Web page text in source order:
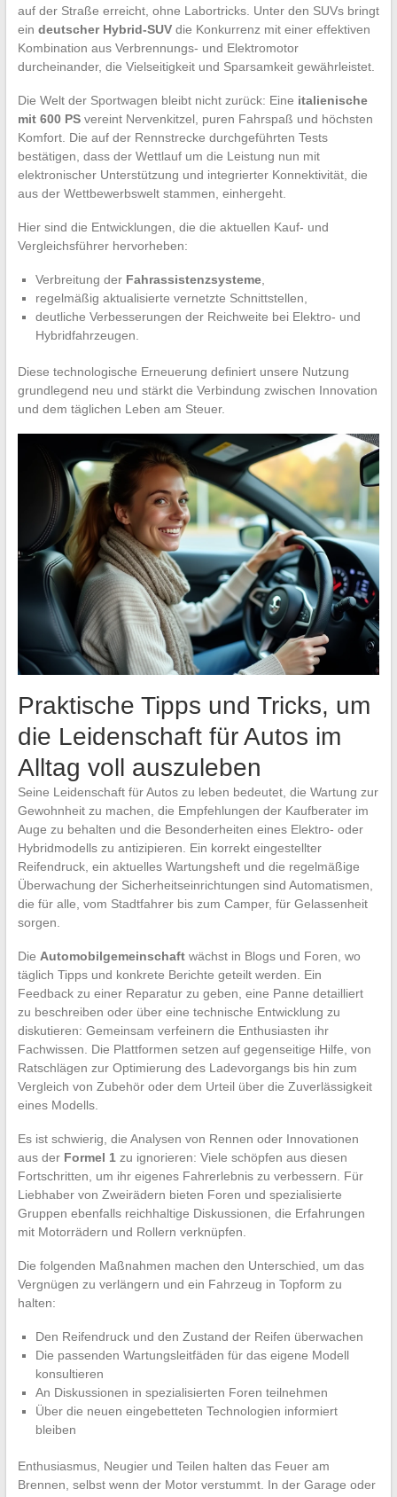
auf der Straße erreicht, ohne Labortricks. Unter den SUVs bringt
ein deutscher Hybrid-SUVdie Konkurrenz mit einer effektiven
Kombination aus Verbrennungs- und Elektromotor
durcheinander, die Vielseitigkeit und Sparsamkeit gewährleistet.
Die Welt der Sportwagen bleibt nicht zurück: Eine italienische
mit 600 PSvereint Nervenkitzel, puren Fahrspaß und höchsten
Komfort. Die auf der Rennstrecke durchgeführten Tests
bestätigen, dass der Wettlauf um die Leistung nun mit
elektronischer Unterstützung und integrierter Konnektivität, die
aus der Wettbewerbswelt stammen, einhergeht.
Hier sind die Entwicklungen, die die aktuellen Kauf- und
Vergleichsführer hervorheben:
Verbreitung der Fahrassistenzsysteme,
regelmäßig aktualisierte vernetzte Schnittstellen,
deutliche Verbesserungen der Reichweite bei Elektro- und
Hybridfahrzeugen.
Diese technologische Erneuerung definiert unsere Nutzung
grundlegend neu und stärkt die Verbindung zwischen Innovation
und dem täglichen Leben am Steuer.
Praktische Tipps und Tricks, um
die Leidenschaft für Autos im
Alltag voll auszuleben
Seine Leidenschaft für Autos zu leben bedeutet, die Wartung zur
Gewohnheit zu machen, die Empfehlungen der Kaufberater im
Auge zu behalten und die Besonderheiten eines Elektro- oder
Hybridmodells zu antizipieren. Ein korrekt eingestellter
Reifendruck, ein aktuelles Wartungsheft und die regelmäßige
Überwachung der Sicherheitseinrichtungen sind Automatismen,
die für alle, vom Stadtfahrer bis zum Camper, für Gelassenheit
sorgen.
Die Automobilgemeinschaftwächst in Blogs und Foren, wo
täglich Tipps und konkrete Berichte geteilt werden. Ein
Feedback zu einer Reparatur zu geben, eine Panne detailliert
zu beschreiben oder über eine technische Entwicklung zu
diskutieren: Gemeinsam verfeinern die Enthusiasten ihr
Fachwissen. Die Plattformen setzen auf gegenseitige Hilfe, von
Ratschlägen zur Optimierung des Ladevorgangs bis hin zum
Vergleich von Zubehör oder dem Urteil über die Zuverlässigkeit
eines Modells.
Es ist schwierig, die Analysen von Rennen oder Innovationen
aus der Formel 1 zu ignorieren: Viele schöpfen aus diesen
Fortschritten, um ihr eigenes Fahrerlebnis zu verbessern. Für
Liebhaber von Zweirädern bieten Foren und spezialisierte
Gruppen ebenfalls reichhaltige Diskussionen, die Erfahrungen
mit Motorrädern und Rollern verknüpfen.
Die folgenden Maßnahmen machen den Unterschied, um das
Vergnügen zu verlängern und ein Fahrzeug in Topform zu
halten:
Den Reifendruck und den Zustand der Reifen überwachen
Die passenden Wartungsleitfäden für das eigene Modell
konsultieren
An Diskussionen in spezialisierten Foren teilnehmen
Über die neuen eingebetteten Technologien informiert
bleiben
Enthusiasmus, Neugier und Teilen halten das Feuer am
Brennen, selbst wenn der Motor verstummt. In der Garage oder